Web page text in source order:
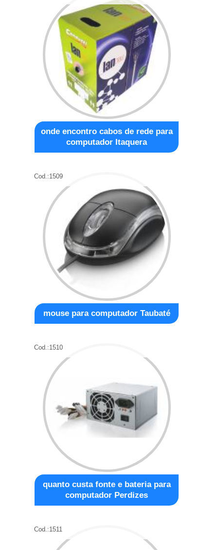
onde encontro cabos de rede para
computador Itaquera
Cod.:1509
mouse para computador Taubaté
Cod.:1510
quanto custa fonte e bateria para
computador Perdizes
Cod.:1511